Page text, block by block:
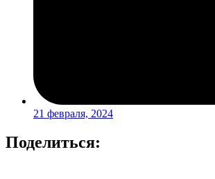
21 февраля, 2024
Поделиться: